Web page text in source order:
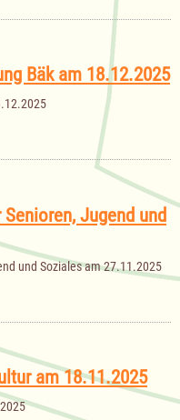
Bäk am 18.12.2025
Jugend und
und Soziales am 27.11.2025
am 18.11.2025